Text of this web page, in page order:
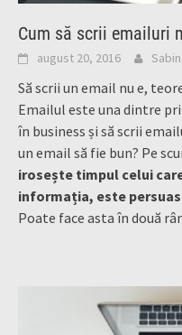
Cum să scrii emailuri
august 20, 2016
Să scrii un email nu e,
Emailul este una dintre
în business și să scrii
un email să fie bun? Pe
irosește timpul celui
informația, este
Poate face asta în două